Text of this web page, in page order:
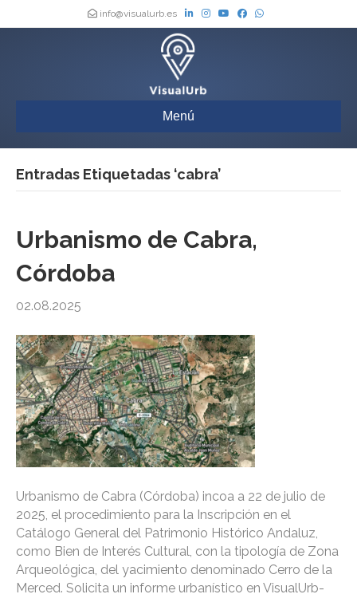
info@visualurb.es
Menú
Entradas Etiquetadas ‘cabra’
Urbanismo de Cabra,
Córdoba
02.08.2025
Urbanismo de Cabra (Córdoba) incoa a 22 de julio de
2025, el procedimiento para la Inscripción en el
Catálogo General del Patrimonio Histórico Andaluz,
como Bien de Interés Cultural, con la tipología de Zona
Arqueológica, del yacimiento denominado Cerro de la
Merced. Solicita un informe urbanístico en VisualUrb-